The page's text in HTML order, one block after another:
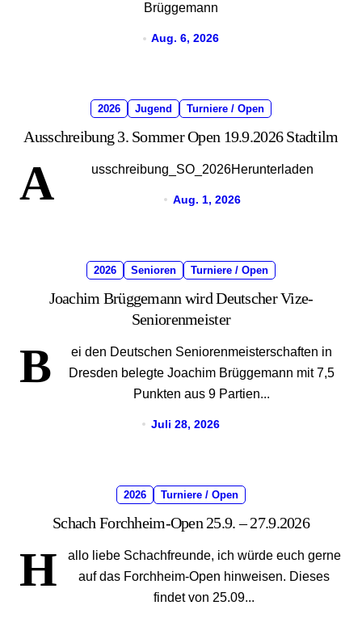
Brüggemann
Aug. 6, 2026
2026 Jugend Turniere / Open
Ausschreibung 3. Sommer Open 19.9.2026 Stadtilm
A usschreibung_SO_2026Herunterladen
Aug. 1, 2026
2026 Senioren Turniere / Open
Joachim Brüggemann wird Deutscher Vize-
Seniorenmeister
B
ei den Deutschen Seniorenmeisterschaften in
Dresden belegte Joachim Brüggemann mit 7,5
Punkten aus 9 Partien...
Juli 28, 2026
2026 Turniere / Open
Schach Forchheim-Open 25.9. – 27.9.2026
H
allo liebe Schachfreunde, ich würde euch gerne
auf das Forchheim-Open hinweisen. Dieses
findet von 25.09...